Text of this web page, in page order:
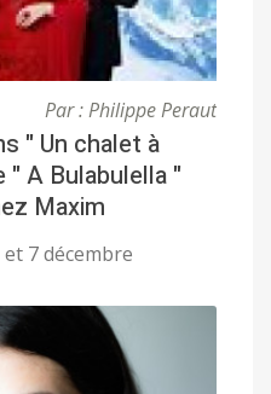
Par : Philippe Peraut
" Un chalet à
" A Bulabulella "
Maxim
7 décembre